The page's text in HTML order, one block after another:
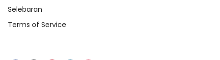
Selebaran
Terms of Service